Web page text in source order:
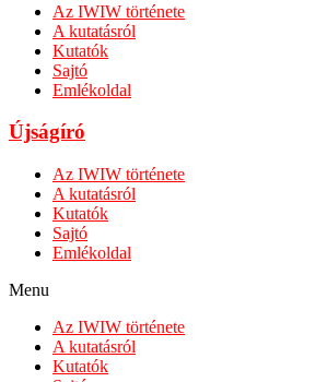
Az IWIW története
A kutatásról
Kutatók
Sajtó
Emlékoldal
Újságíró
Az IWIW története
A kutatásról
Kutatók
Sajtó
Emlékoldal
Menu
Az IWIW története
A kutatásról
Kutatók